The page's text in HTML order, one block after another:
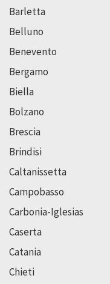
Barletta
Belluno
Benevento
Bergamo
Biella
Bolzano
Brescia
Brindisi
Caltanissetta
Campobasso
Carbonia-Iglesias
Caserta
Catania
Chieti